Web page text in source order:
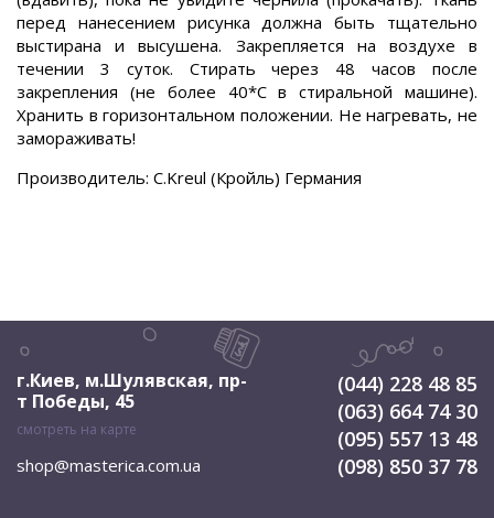
перед нанесением рисунка должна быть тщательно
выстирана и высушена. Закрепляется на воздухе в
течении 3 суток. Стирать через 48 часов после
закрепления (не более 40*С в стиральной машине).
Хранить в горизонтальном положении. Не нагревать, не
замораживать!
Производитель: С.Kreul (Кройль) Германия
г.Киев, м.Шулявская, пр-
т Победы, 45
смотреть на карте
shop@masterica.com.ua
(044) 228 48 85
(063) 664 74 30
(095) 557 13 48
(098) 850 37 78